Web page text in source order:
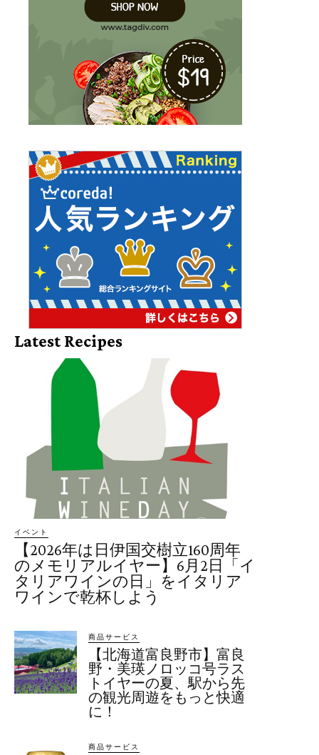
Latest Recipes
イベント
【2026年は日伊国交樹立160周年
のメモリアルイヤー】6月2日「イ
タリアワインの日」をイタリア
ワインで乾杯しよう
商品サービス
【北海道富良野市】富良
野・美瑛ノロッコ号ラス
トイヤーの夏、駅から先
の観光周遊をもっと快適
に！
商品サービス